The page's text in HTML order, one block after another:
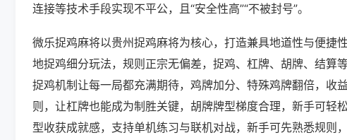
连接等技术手段实现不平公，且“安全性高”“不被封号”。
微乐捉鸡麻将以贵州捉鸡麻将为核心，打造兼具地道性与便捷
地捉鸡细分玩法，规则正宗无偏差，捉鸡、杠牌、胡牌、结算
捉鸡机制让每一局都充满期待，鸡牌加分、特殊鸡牌翻倍，收
则，让杠牌也能成为制胜关键，胡牌牌型梯度合理，新手可轻
型收获成就感，支持单机练习与联机对战，新手可先熟悉规则